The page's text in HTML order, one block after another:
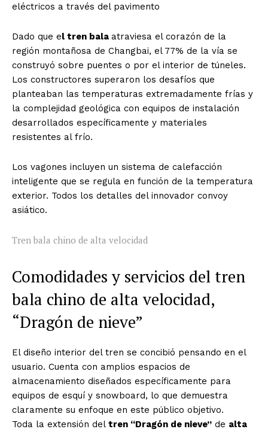
eléctricos a través del pavimento
Dado que el tren bala atraviesa el corazón de la
región montañosa de Changbai, el 77% de la vía se
construyó sobre puentes o por el interior de túneles.
Los constructores superaron los desafíos que
planteaban las temperaturas extremadamente frías y
la complejidad geológica con equipos de instalación
desarrollados específicamente y materiales
resistentes al frío.
Los vagones incluyen un sistema de calefacción
inteligente que se regula en función de la temperatura
exterior. Todos los detalles del innovador convoy
asiático.
Tren bala chino de alta velocidad
Comodidades y servicios del tren
bala chino de alta velocidad,
“Dragón de nieve”
El diseño interior del tren se concibió pensando en el
usuario. Cuenta con amplios espacios de
almacenamiento diseñados específicamente para
equipos de esquí y snowboard, lo que demuestra
claramente su enfoque en este público objetivo.
Toda la extensión del tren “Dragón de nieve” de alta